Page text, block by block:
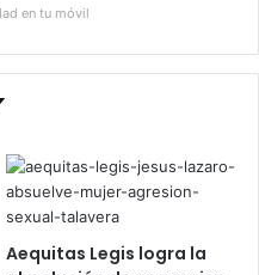
en tu móvil
Aequitas Legis logra la